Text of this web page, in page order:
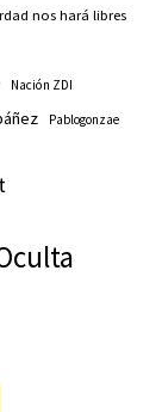
nos hará libres
Nación ZDI
Pablogonzae